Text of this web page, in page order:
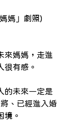
媽」劇照)
來媽媽，走進
很有感。
的未來一定是
、已經進入婚
境。